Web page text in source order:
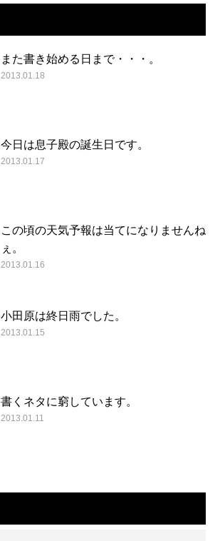
また書き始める日まで・・・。
2013.01.18
今日は息子殿の誕生日です。
2013.01.17
この頃の天気予報は当てになりませんね
ぇ。
2013.01.16
小田原は終日雨でした。
2013.01.15
書くネタに窮しています。
2013.01.11